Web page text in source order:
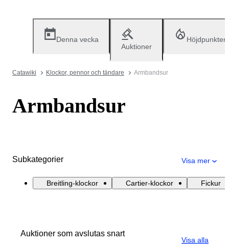
Denna vecka
Auktioner
Höjdpunkter
Catawiki Klockor, pennor och tändare Armbandsur
Armbandsur
Subkategorier Visa mer
Breitling-klockor Cartier-klockor Fickur
Auktioner som avslutas snart
Visa alla